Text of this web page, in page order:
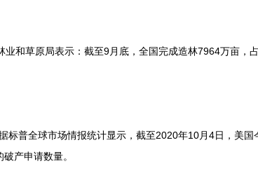
草原局表示：截至9月底，全国完成造林7964万亩，占
普全球市场情报统计显示，截至2020年10月4日，美国
产申请数量。